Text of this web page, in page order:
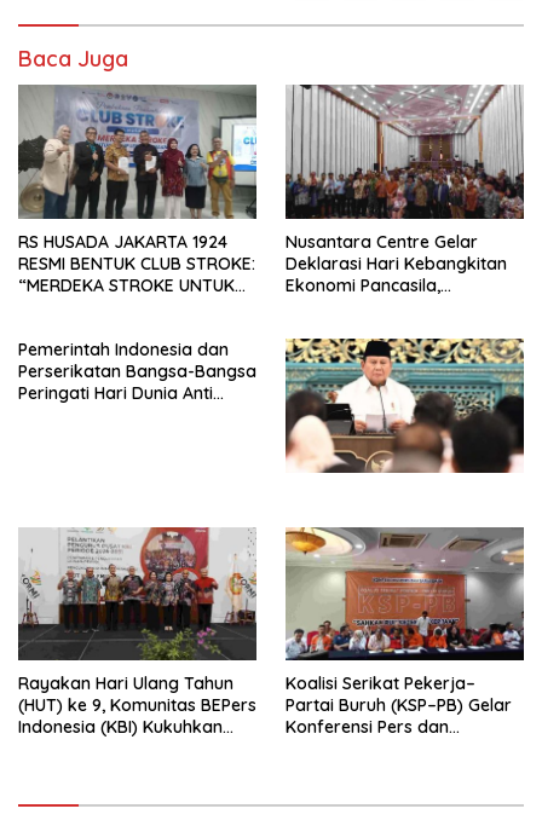
Baca Juga
RS HUSADA JAKARTA 1924
RESMI BENTUK CLUB STROKE:
“MERDEKA STROKE UNTUK
Nusantara Centre Gelar
Deklarasi Hari Kebangkitan
Ekonomi Pancasila,
Penjajahan (Pergolakan
Ekonomi Politik Indonesia) &
Simposium Nasional “Urgensi
Undang-Undang
Perekonomian Nasional dan
Kesejahteraan Sosial dalam
Pemerintah Indonesia dan
Perserikatan Bangsa-Bangsa
Peringati Hari Dunia Anti
Rayakan Hari Ulang Tahun
(HUT) ke 9, Komunitas BEPers
Indonesia (KBI) Kukuhkan
Koalisi Serikat Pekerja–
Partai Buruh (KSP–PB) Gelar
Konferensi Pers dan